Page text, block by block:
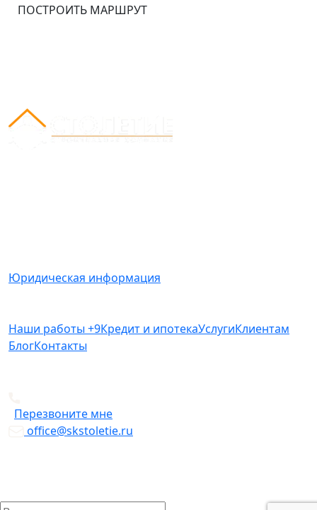
ПОСТРОИТЬ МАРШРУТ
Юридическая информация
Наши работы +9Кредит и ипотекаУслугиКлиентам
БлогКонтакты
Перезвоните мне
office@skstoletie.ru